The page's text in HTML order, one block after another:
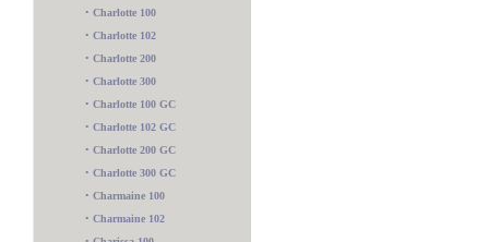
• Charlotte 100
• Charlotte 102
• Charlotte 200
• Charlotte 300
• Charlotte 100 GC
• Charlotte 102 GC
• Charlotte 200 GC
• Charlotte 300 GC
• Charmaine 100
• Charmaine 102